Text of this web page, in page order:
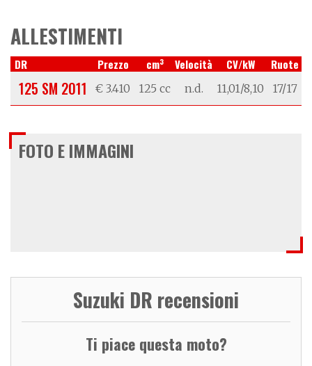
ALLESTIMENTI
DR Prezzo cm3 Velocità CV/kW Ruote
125 SM 2011 € 3.410 125 cc n.d. 11,01/8,10 17/17
FOTO E IMMAGINI
Suzuki DR recensioni
Ti piace questa moto?